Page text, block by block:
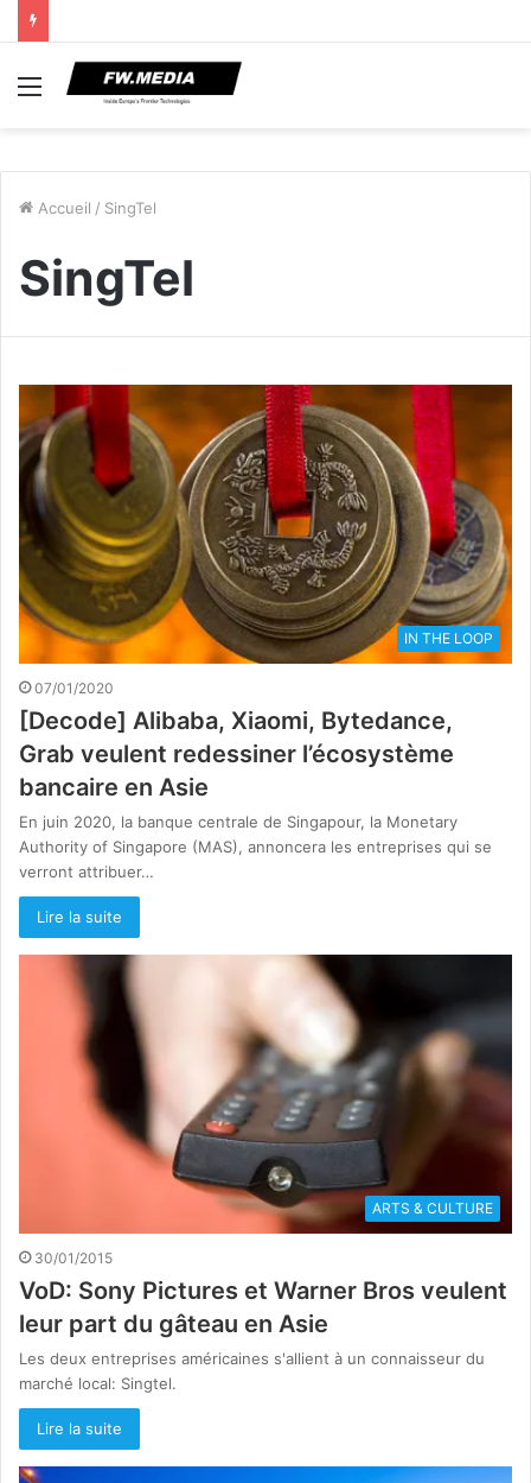
Menu
Accueil / SingTel
SingTel
IN THE LOOP
07/01/2020
[Decode] Alibaba, Xiaomi, Bytedance,
Grab veulent redessiner l’écosystème
bancaire en Asie
En juin 2020, la banque centrale de Singapour, la Monetary
Authority of Singapore (MAS), annoncera les entreprises qui se
verront attribuer…
Lire la suite
ARTS & CULTURE
30/01/2015
VoD: Sony Pictures et Warner Bros veulent
leur part du gâteau en Asie
Les deux entreprises américaines s'allient à un connaisseur du
marché local: Singtel.
Lire la suite